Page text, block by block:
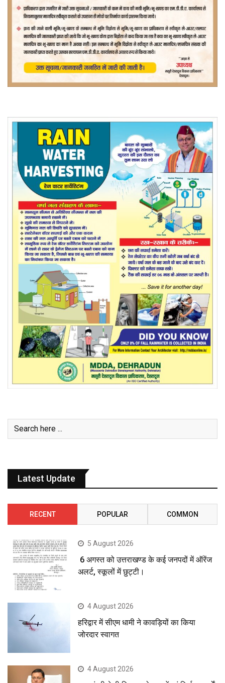
Latest Update
RECENT POPULAR COMMON
5 August 2026
6 अगस्त को उत्तराखण्ड के कई जनपदों में ऑरेंज
अलर्ट, स्कूलों में छुट्टी।
4 August 2026
हरिद्वार में सीएम धामी ने कावड़ियों का किया
जोरदार स्वागत
4 August 2026